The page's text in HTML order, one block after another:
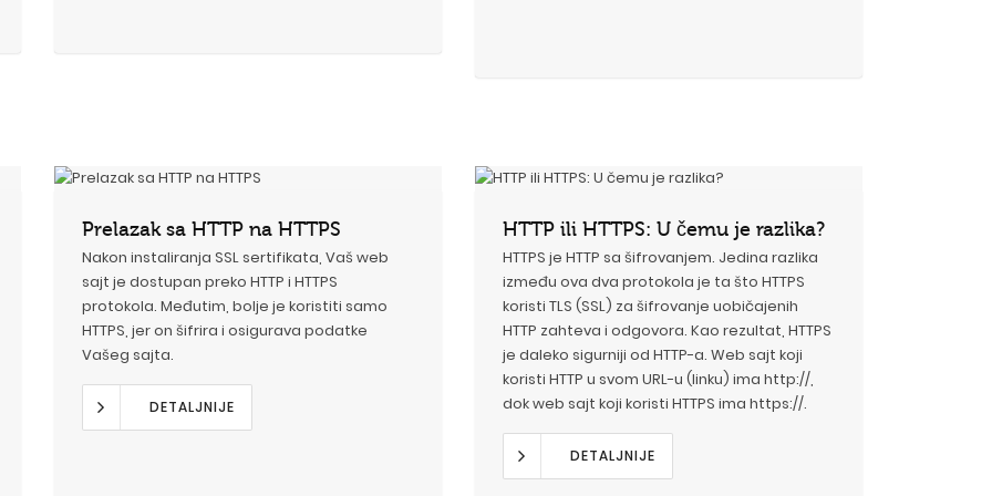
Prelazak sa HTTP na HTTPS
Nakon instaliranja SSL sertifikata, Vaš web
sajt je dostupan preko HTTP i HTTPS
protokola. Međutim, bolje je koristiti samo
HTTPS, jer on šifrira i osigurava podatke
Vašeg sajta.
DETALJNIJE
HTTP ili HTTPS: U čemu je razlika?
HTTPS je HTTP sa šifrovanjem. Jedina razlika
između ova dva protokola je ta što HTTPS
koristi TLS (SSL) za šifrovanje uobičajenih
HTTP zahteva i odgovora. Kao rezultat, HTTPS
je daleko sigurniji od HTTP-a. Web sajt koji
koristi HTTP u svom URL-u (linku) ima http://,
dok web sajt koji koristi HTTPS ima https://.
DETALJNIJE